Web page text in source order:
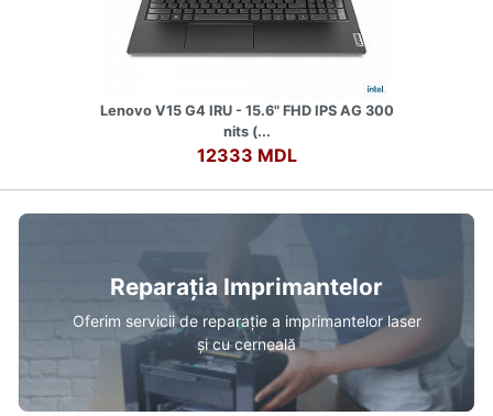
Lenovo V15 G4 IRU - 15.6" FHD IPS AG 300
nits (...
12333 MDL
Reparația Imprimantelor
Oferim servicii de reparație a imprimantelor laser
și cu cerneală